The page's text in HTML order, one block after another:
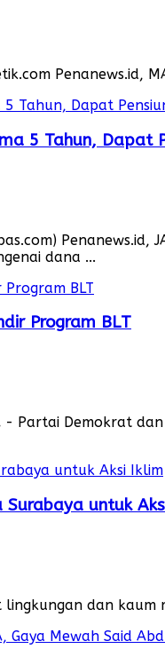
Penanews.id,
5 Tahun, Dapat
dana ...
Program BLT
- Partai Demokrat
untuk
lingkungan dan